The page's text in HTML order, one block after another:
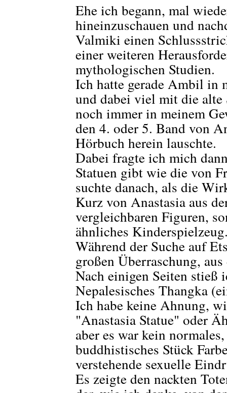
Ehe ich begann, mal
hineinzuschauen und
Valmiki einen
einer weiteren
mythologischen Studien.
Ich hatte gerade Ambil in
und dabei viel mit die alte
noch immer in meinem
den 4. oder 5. Band von
Hörbuch herein lauschte.
Dabei fragte ich mich
Statuen gibt wie die von
suchte danach, als die
Kurz von Anastasia aus
vergleichbaren Figuren,
ähnliches
Während der Suche auf
großen Überraschung,
Nach einigen Seiten stieß
Nepalesisches Thangka
Ich habe keine Ahnung,
"Anastasia Statue" oder
aber es war kein
buddhistisches Stück
verstehende sexuelle
Es zeigte den nackten